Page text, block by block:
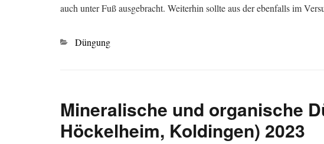
auch unter Fuß ausgebracht. Weiterhin sollte aus der ebenfalls im
Kategorien
Düngung
Mineralische und organische
Höckelheim, Koldingen) 2023